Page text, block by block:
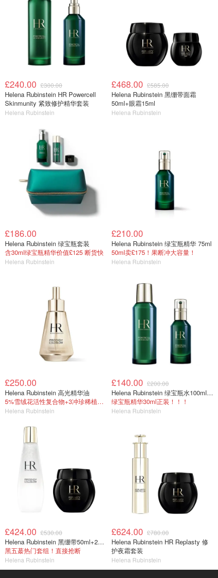
£240.00 £300.00
Helena Rubinstein HR Powercell
Skinmunity 紧致修护精华套装
Helena Rubinstein
£468.00 £585.00
Helena Rubinstein 黑绷带面霜
50ml+眼霜15ml
Helena Rubinstein
£186.00
Helena Rubinstein 绿宝瓶套装
含30ml绿宝瓶精华价值£125 断货快
Helena Rubinstein
£210.00
Helena Rubinstein 绿宝瓶精华 75ml
50ml卖£175！果断冲大容量！
Helena Rubinstein
£250.00
Helena Rubinstein 高光精华油
5%雪绒花活性复合物+3冲珍稀植物油
Helena Rubinstein
£140.00 £200.00
Helena Rubinstein 绿宝瓶水100ml+绿宝瓶精华30ml
绿宝瓶精华30ml正装！！！
Helena Rubinstein
£424.00 £530.00
Helena Rubinstein 黑绷带50ml+200ml小露珠水
黑五蕞热门套组！直接抢断
Helena Rubinstein
£624.00 £780.00
Helena Rubinstein HR Replasty 修
护夜霜套装
Helena Rubinstein